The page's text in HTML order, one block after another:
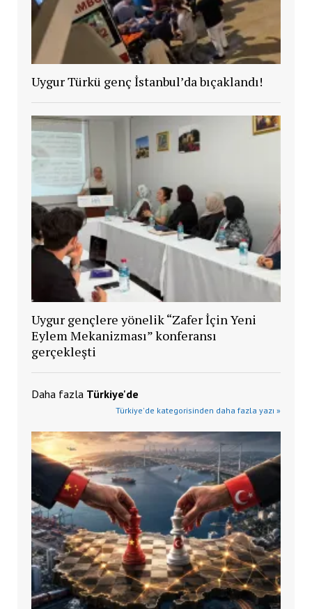
Uygur Türkü genç İstanbul’da bıçaklandı!
Uygur gençlere yönelik “Zafer İçin Yeni
Eylem Mekanizması” konferansı
gerçekleşti
Daha fazla Türkiye'de
Türkiye'de kategorisinden daha fazla yazı »